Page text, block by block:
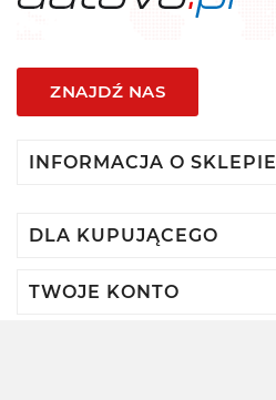
ZNAJDŹ NAS
INFORMACJA O SKLEPIE
DLA KUPUJĄCEGO
TWOJE KONTO